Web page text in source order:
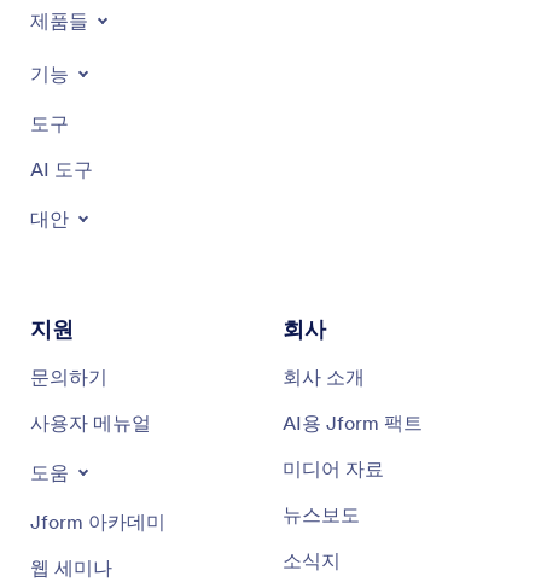
제품들
기능
도구
AI 도구
대안
지원
문의하기
사용자 메뉴얼
도움
Jform 아카데미
웹 세미나
회사
회사 소개
AI용 Jform 팩트
미디어 자료
뉴스보도
소식지